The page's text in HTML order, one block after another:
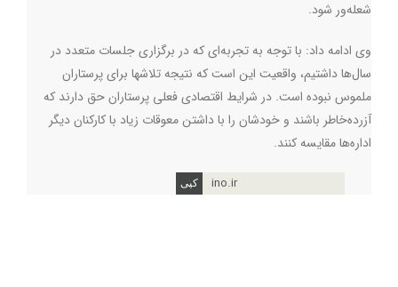
شعله‌ور شود.
وی ادامه داد: با توجه به تجربه‌ای که در برگزاری جلسات متعدد در
سال‌ها داشتیم، واقعیت این است که نتیجه تلاشها برای پرستاران
ملموس نبوده است. در شرایط اقتصادی فعلی پرستاران حق دارند که
آزرده‌خاطر باشند و خودشان را با داشتن معوقات زیاد با کارکنان دیگر
اداره‌ها مقایسه کنند.
ino.ir